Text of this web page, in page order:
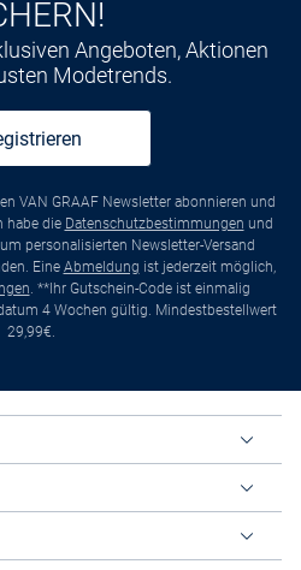
Angeboten, Aktionen
Modetrends.
VAN GRAAF Newsletter abonnieren und
habe die Datenschutzbestimmungen und
personalisierten Newsletter-Versand
Eine Abmeldung ist jederzeit möglich,
. **Ihr Gutschein-Code ist einmalig
4 Wochen gültig. Mindestbestellwert
29,99€.